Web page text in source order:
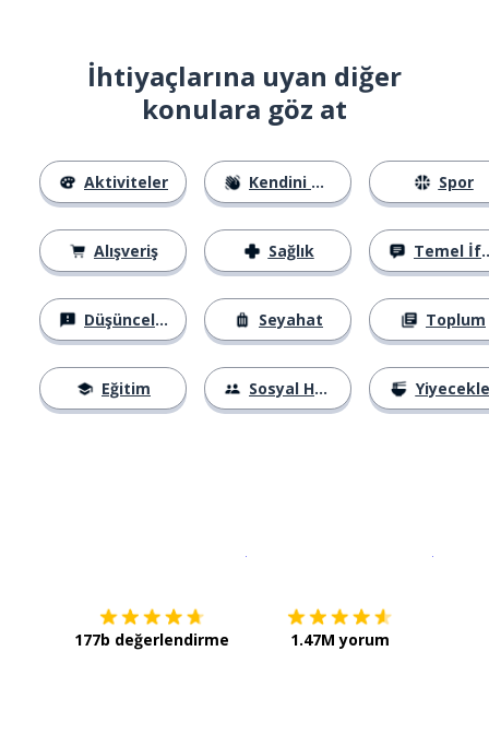
İhtiyaçlarına uyan diğer
konulara göz at
Aktiviteler
Alışveriş
Düşünceler
Eğitim
Kendini Tanıtma
Sağlık
Seyahat
Sosyal Hayat
Spor
Temel İfadeler
Toplum
177b değerlendirme 1.47M yorum